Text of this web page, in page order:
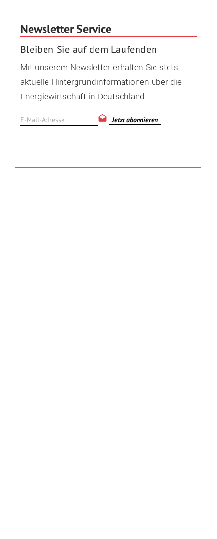
Newsletter Service
Bleiben Sie auf dem Laufenden
Mit unserem Newsletter erhalten Sie stets
aktuelle Hintergrundinformationen über die
Energiewirtschaft in Deutschland.
Jetzt abonnieren